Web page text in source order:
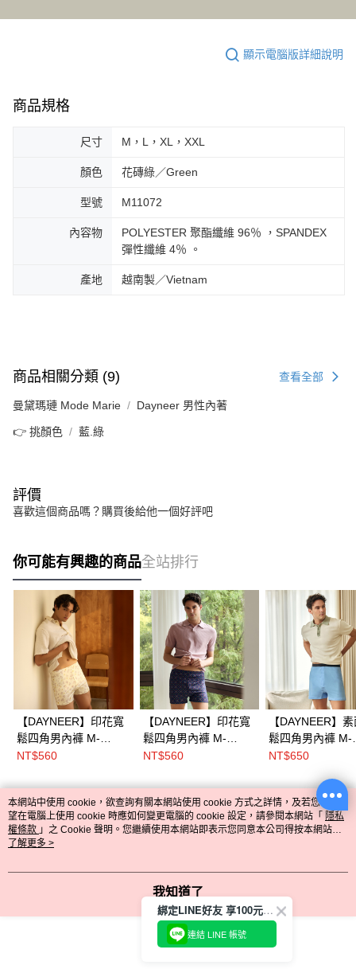
顯示電腦版詳細說明
商品規格
尺寸 M，L，XL，XXL
顏色 花磚綠／Green
型號 M11072
內容物
POLYESTER 聚酯纖維 96％ ，SPANDEX
彈性纖維 4％ 。
產地 越南製／Vietnam
商品相關分類 (9) 查看全部
曼黛瑪璉 Mode Marie Dayneer 男性內著
👉 挑顏色 藍.綠
評價
喜歡這個商品嗎？購買後給他一個好評吧
你可能有興趣的商品全站排行
【DAYNEER】印花寬
鬆四角男內褲 M-
XXL(耀眼黃)
NT$560
【DAYNEER】印花寬
鬆四角男內褲 M-
XXL(花磚紅)
NT$560
【DAYNEER】
鬆四角男內褲 M-
XXL(運河藍)
NT$650
熱門標籤
本網站中使用 cookie，欲查詢有關本網站使用 cookie 方式之詳情，及若您不希
望在電腦上使用 cookie 時應如何變更電腦的 cookie 設定，請參閱本網站「 隱私
權條款 」之 Cookie 聲明。您繼續使用本網站即表示您同意本公司得按本網站使
用條款之 Cookie 聲明使用 cookie。
了解更多 >
我知道了
綁定LINE好友 享100元折價券
連結 LINE 帳號